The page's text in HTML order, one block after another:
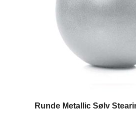
Runde Metallic Sølv